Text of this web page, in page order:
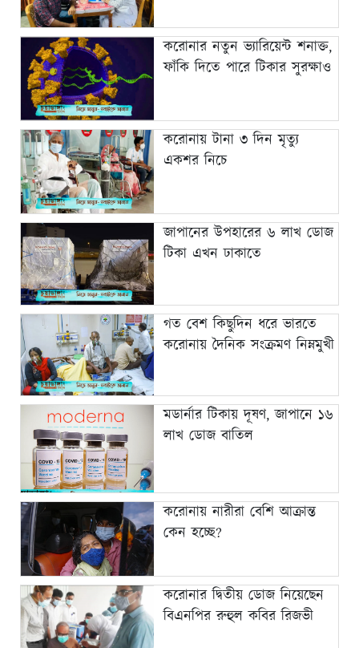
করোনার নতুন ভ্যারিয়েন্ট শনাক্ত,
ফাঁকি দিতে পারে টিকার সুরক্ষাও
করোনায় টানা ৩ দিন মৃত্যু
একশর নিচে
জাপানের উপহারের ৬ লাখ ডোজ
টিকা এখন ঢাকাতে
গত বেশ কিছুদিন ধরে ভারতে
করোনায় দৈনিক সংক্রমণ নিম্নমুখী
মডার্নার টিকায় দূষণ, জাপানে ১৬
লাখ ডোজ বাতিল
করোনায় নারীরা বেশি আক্রান্ত
কেন হচ্ছে?
করোনার দ্বিতীয় ডোজ নিয়েছেন
বিএনপির রুহুল কবির রিজভী